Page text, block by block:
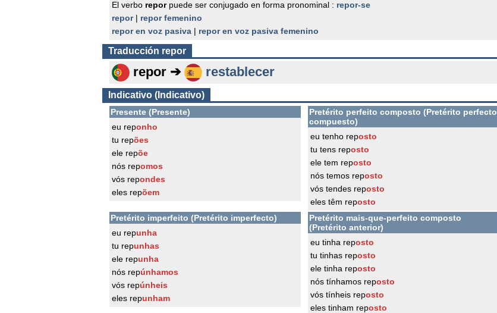
El verbo reporpuede ser conjugado en forma pronominal : repor-se
repor| repor femenino
repor en voz pasiva | repor en voz pasiva femenino
Traducción repor
repor ➔ restablecer
Indicativo (Indicativo)
Presente (Presente)
eu reponho
tu repões
ele repõe
nós repomos
vós repondes
eles repõem
Pretérito perfeito composto (Pretérito perfecto
compuesto)
eu tenho reposto
tu tens reposto
ele tem reposto
nós temos reposto
vós tendes reposto
eles têm reposto
Pretérito imperfeito (Pretérito imperfecto)
eu repunha
tu repunhas
ele repunha
nós repúnhamos
vós repúnheis
eles repunham
Pretérito mais-que-perfeito composto
(Pretérito anterior)
eu tinha reposto
tu tinhas reposto
ele tinha reposto
nós tínhamos reposto
vós tínheis reposto
eles tinham reposto